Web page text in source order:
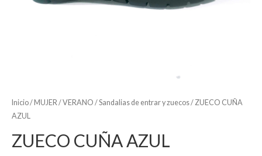
Inicio/ MUJER /VERANO /Sandalias de entrar y zuecos/ ZUECO CUÑA
AZUL
ZUECO CUÑA AZUL